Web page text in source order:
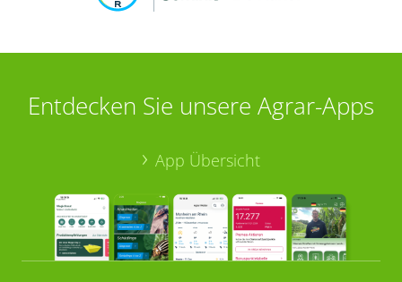
Entdecken Sie unsere Agrar-Apps
App Übersicht